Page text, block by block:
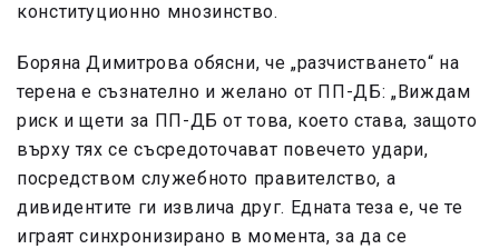
конституционно мнозинство.
Боряна Димитрова обясни, че „разчистването“ на
терена е съзнателно и желано от ПП-ДБ: „Виждам
риск и щети за ПП-ДБ от това, което става, защото
върху тях се съсредоточават повечето удари,
посредством служебното правителство, а
дивидентите ги извлича друг. Едната теза е, че те
играят синхронизирано в момента, за да се